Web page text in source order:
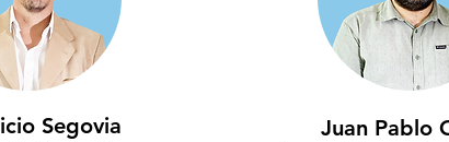
Segovia Juan Pablo